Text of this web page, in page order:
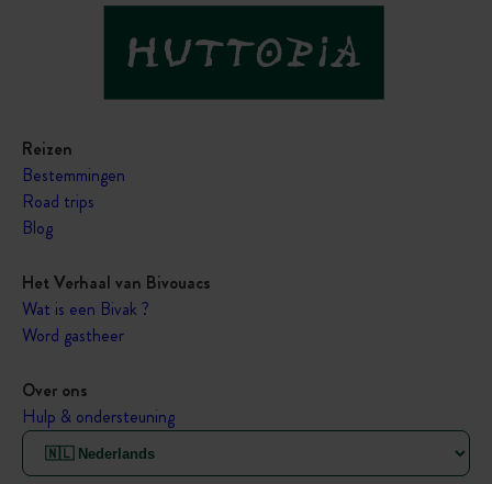
Reizen
Bestemmingen
Road trips
Blog
Het Verhaal van Bivouacs
Wat is een Bivak ?
Word gastheer
Over ons
Hulp & ondersteuning